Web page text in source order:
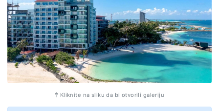
Kliknite na sliku da bi otvorili galeriju